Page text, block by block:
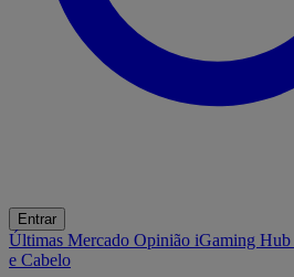
Entrar
Últimas Mercado Opinião iGaming Hub
e Cabelo